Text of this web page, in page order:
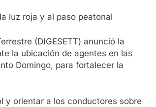
luz roja y al paso peatonal
(DIGESETT) anunció la
la ubicación de agentes en las
Domingo, para fortalecer la
y orientar a los conductores sobre